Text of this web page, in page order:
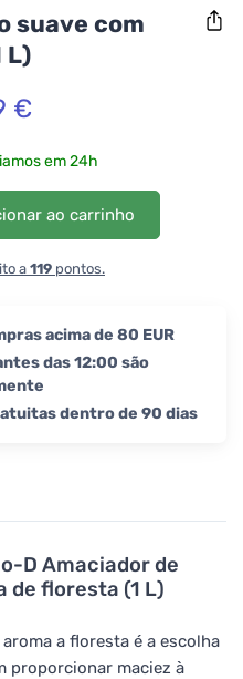
D Amaciador de
de floresta (1 L)
a floresta é a escolha
proporcionar maciez à
suave com
L)
€
em 24h
ao carrinho
a 119 pontos.
acima de 80 EUR
das 12:00 são
dentro de 90 dias